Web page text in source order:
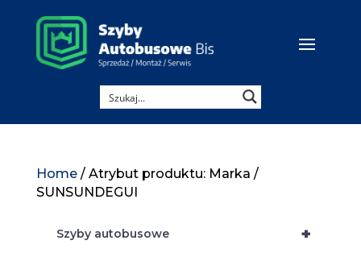
Home/ Atrybut produktu: Marka /
SUNSUNDEGUI
+
Szyby autobusowe